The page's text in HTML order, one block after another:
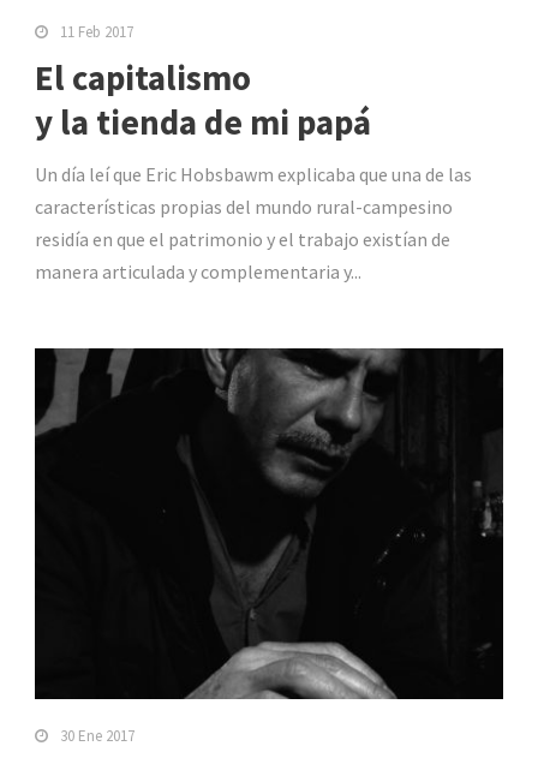
11 Feb 2017
El capitalismo
y la tienda de mi papá
Un día leí que Eric Hobsbawm explicaba que una de las
características propias del mundo rural-campesino
residía en que el patrimonio y el trabajo existían de
manera articulada y complementaria y...
30 Ene 2017